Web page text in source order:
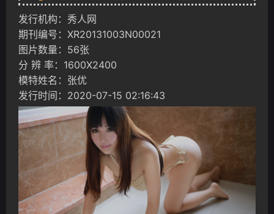
发行机构：秀人网
期刊编号：XR20131003N00021
图片数量：56张
分 辨 率：1600X2400
模特姓名：张优
发行时间：2020-07-15 02:16:43